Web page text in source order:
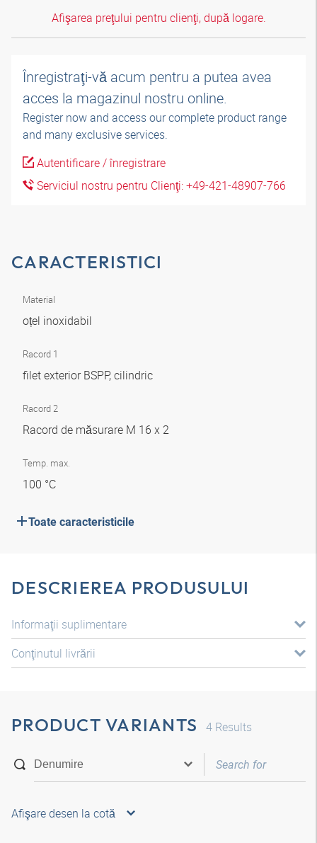
Afişarea preţului pentru clienţi, după logare.
Înregistraţi-vă acum pentru a putea avea
acces la magazinul nostru online.
Register now and access our complete product range
and many exclusive services.
Autentificare / înregistrare
Serviciul nostru pentru Clienţi: +49-421-48907-766
CARACTERISTICI
Material
oțel inoxidabil
Racord 1
filet exterior BSPP, cilindric
Racord 2
Racord de măsurare M 16 x 2
Temp. max.
100 °C
Toate caracteristicile
DESCRIEREA PRODUSULUI
Informaţii suplimentare
Conţinutul livrării
PRODUCT VARIANTS 4 Results
Afişare desen la cotă